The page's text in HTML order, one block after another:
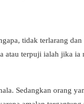
tidak terlarang dan
atau terpuji ialah jika ia
Sedangkan orang